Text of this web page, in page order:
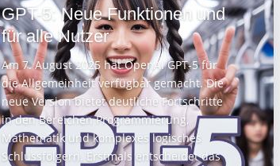
GPT-5: Neue Funktionen und
für alle Nutzer
Am 7. August 2025 hat OpenAI GPT-5 für
die Allgemeinheit verfügbar gemacht. Die
neue Version bietet deutliche Fortschritte
in den Bereichen Programmierung,
Mathematik und komplexes logisches
Schlussfolgern. Erstmals entscheidet das